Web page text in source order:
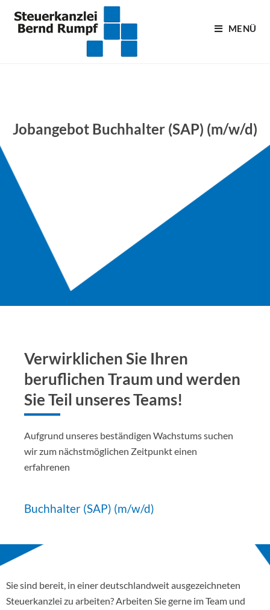
MENÜ
Jobangebot Buchhalter (SAP) (m/w/d)
Verwirklichen Sie Ihren
beruflichen Traum und werden
Sie Teil unseres Teams!
Aufgrund unseres beständigen Wachstums suchen
wir zum nächstmöglichen Zeitpunkt einen
erfahrenen
Buchhalter (SAP) (m/w/d)
Sie sind bereit, in einer deutschlandweit ausgezeichneten
Steuerkanzlei zu arbeiten? Arbeiten Sie gerne im Team und